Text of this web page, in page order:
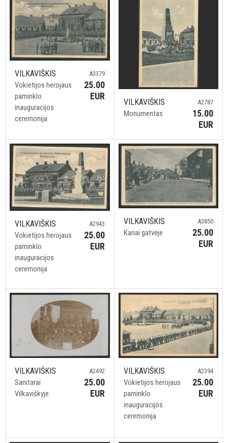
VILKAVIŠKIS
Vokietijos herojaus
paminklo
inauguracijos
ceremonija
A3379
25.00
EUR
VILKAVIŠKIS
Monumentas
A2787
15.00
EUR
VILKAVIŠKIS
Vokietijos herojaus
paminklo
inauguracijos
ceremonija
A2943
25.00
EUR
VILKAVIŠKIS
Kariai gatvėje
A3850
25.00
EUR
VILKAVIŠKIS
Sanitarai
Vilkaviškyje
A2492
25.00
EUR
VILKAVIŠKIS
Vokietijos herojaus
paminklo
inauguracijos
ceremonija
A2394
25.00
EUR